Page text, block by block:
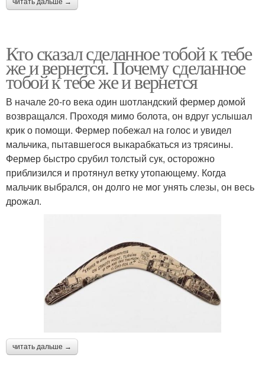
Кто сказал сделанное тобой к тебе
же и вернется. Почему сделанное
тобой к тебе же и вернется
В начале 20-го века один шотландский фермер домой
возвращался. Проходя мимо болота, он вдруг услышал
крик о помощи. Фермер побежал на голос и увидел
мальчика, пытавшегося выкарабкаться из трясины.
Фермер быстро срубил толстый сук, осторожно
приблизился и протянул ветку утопающему. Когда
мальчик выбрался, он долго не мог унять слезы, он весь
дрожал.
читать дальше →